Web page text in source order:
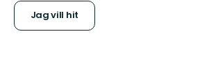
Jag vill hit